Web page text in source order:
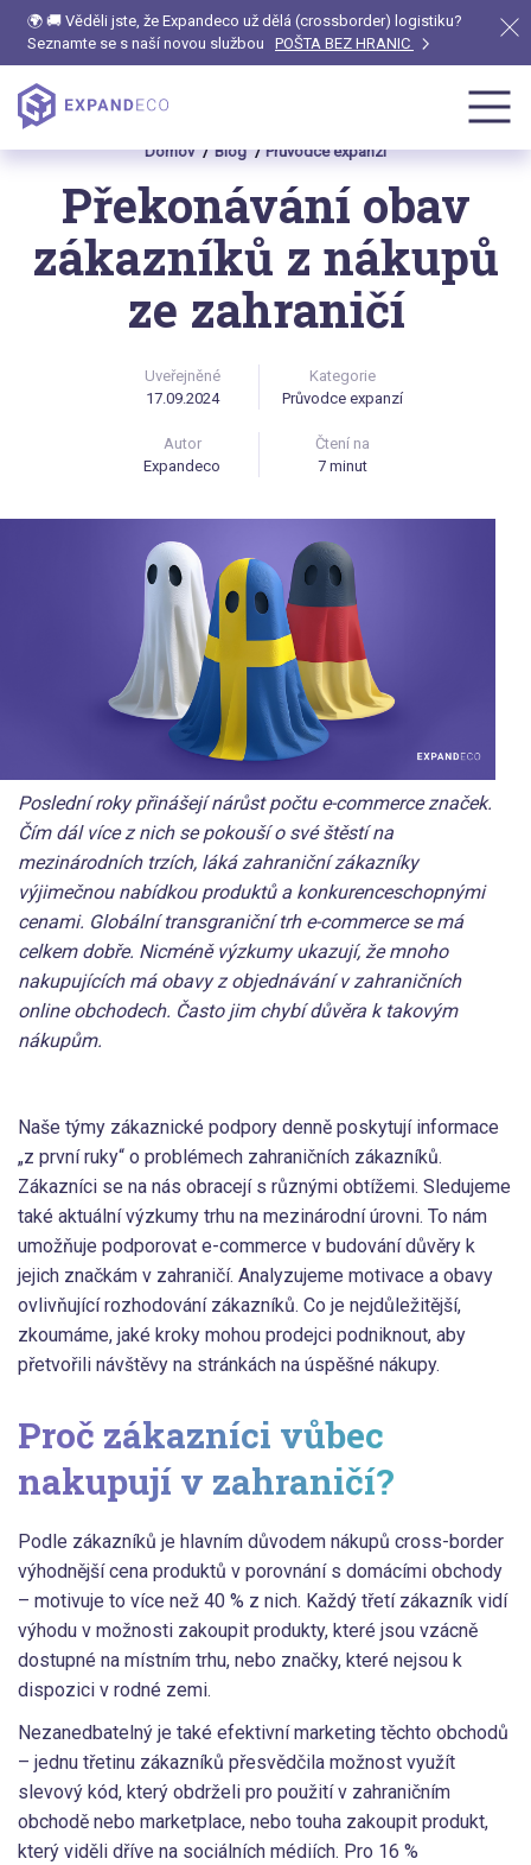
🌍 🚚 Věděli jste, že Expandeco už dělá (crossborder) logistiku?
Seznamte se s naší novou službou
POŠTA BEZ HRANIC
Domov Blog Průvodce expanzí
Překonávání obav
zákazníků z nákupů
ze zahraničí
Uveřejněné
17.09.2024
Kategorie
Průvodce expanzí
Autor
Expandeco
Čtení na
7 minut
Poslední roky přinášejí nárůst počtu e-commerce značek.
Čím dál více z nich se pokouší o své štěstí na
mezinárodních trzích, láká zahraniční zákazníky
výjimečnou nabídkou produktů a konkurenceschopnými
cenami. Globální transgraniční trh e-commerce se má
celkem dobře. Nicméně výzkumy ukazují, že mnoho
nakupujících má obavy z objednávání v zahraničních
online obchodech. Často jim chybí důvěra k takovým
nákupům.
Naše týmy zákaznické podpory denně poskytují informace
„z první ruky“ o problémech zahraničních zákazníků.
Zákazníci se na nás obracejí s různými obtížemi. Sledujeme
také aktuální výzkumy trhu na mezinárodní úrovni. To nám
umožňuje podporovat e-commerce v budování důvěry k
jejich značkám v zahraničí. Analyzujeme motivace a obavy
ovlivňující rozhodování zákazníků. Co je nejdůležitější,
zkoumáme, jaké kroky mohou prodejci podniknout, aby
přetvořili návštěvy na stránkách na úspěšné nákupy.
Proč zákazníci vůbec
nakupují v zahraničí?
Podle zákazníků je hlavním důvodem nákupů cross-border
výhodnější cena produktů v porovnání s domácími obchody
– motivuje to více než 40 % z nich. Každý třetí zákazník vidí
výhodu v možnosti zakoupit produkty, které jsou vzácně
dostupné na místním trhu, nebo značky, které nejsou k
dispozici v rodné zemi.
Nezanedbatelný je také efektivní marketing těchto obchodů
– jednu třetinu zákazníků přesvědčila možnost využít
slevový kód, který obdrželi pro použití v zahraničním
obchodě nebo marketplace, nebo touha zakoupit produkt,
který viděli dříve na sociálních médiích. Pro 16 %